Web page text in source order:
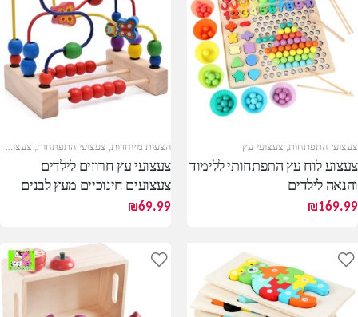
צעצועי התפתחות, צעצועי עץ
צעצוע לוח עץ התפתחותי ללימוד
והנאה לילדים
₪169.99
הצעות מיוחדות, צעצועי התפתחות, צעצועי עץ
צעצועי עץ חרוזים לילדים
צעצועים חינוכיים מעץ לבנים
ובנות ₪69.99